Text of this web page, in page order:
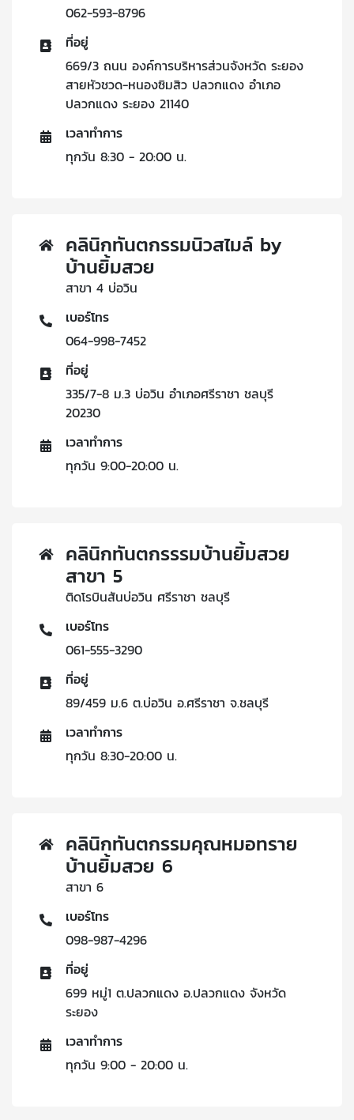
062-593-8796
ที่อยู่
669/3 ถนน องค์การบริหารส่วนจังหวัด ระยอง
สายหัวชวด-หนองซิมสิว ปลวกแดง อำเภอ
ปลวกแดง ระยอง 21140
เวลาทำการ
ทุกวัน 8:30 - 20:00 น.
คลินิกทันตกรรมนิวสไมล์ by
บ้านยิ้มสวย
สาขา 4 บ่อวิน
เบอร์โทร
064-998-7452
ที่อยู่
335/7-8 ม.3 บ่อวิน อำเภอศรีราชา ชลบุรี
20230
เวลาทำการ
ทุกวัน 9:00-20:00 น.
คลินิกทันตกรรรมบ้านยิ้มสวย
สาขา 5
ติดโรบินสันบ่อวิน ศรีราชา ชลบุรี
เบอร์โทร
061-555-3290
ที่อยู่
89/459 ม.6 ต.บ่อวิน อ.ศรีราชา จ.ชลบุรี
เวลาทำการ
ทุกวัน 8:30-20:00 น.
คลินิกทันตกรรมคุณหมอทราย
บ้านยิ้มสวย 6
สาขา 6
เบอร์โทร
098-987-4296
ที่อยู่
699 หมู่1 ต.ปลวกแดง อ.ปลวกแดง จังหวัด
ระยอง
เวลาทำการ
ทุกวัน 9:00 - 20:00 น.